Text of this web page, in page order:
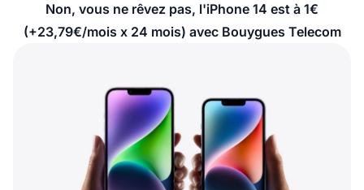
Non, vous ne rêvez pas, l'iPhone 14 est à 1€
(+23,79€/mois x 24 mois) avec Bouygues Telecom